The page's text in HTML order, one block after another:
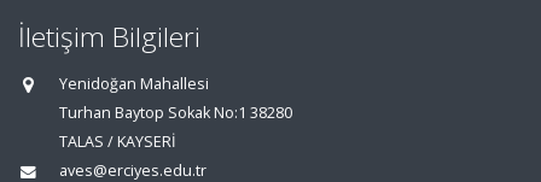
İletişim Bilgileri
Yenidoğan Mahallesi
Turhan Baytop Sokak No:1 38280
TALAS / KAYSERİ
aves@erciyes.edu.tr